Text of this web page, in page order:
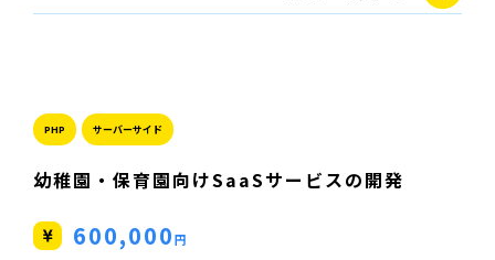
PHP サーバーサイド
幼稚園・保育園向けSaaSサービスの開発
600,000円